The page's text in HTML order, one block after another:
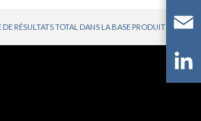
RÉSULTATS TOTAL DANS LA BASE PRODUITS : 1